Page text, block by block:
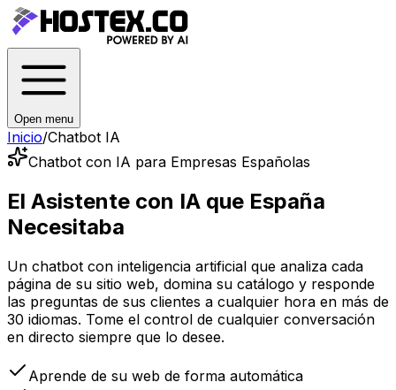
Open menu
Inicio/Chatbot IA
Chatbot con IA para Empresas Españolas
El Asistente con IA que España
Necesitaba
Un chatbot con inteligencia artificial que analiza cada
página de su sitio web, domina su catálogo y responde
las preguntas de sus clientes a cualquier hora en más de
30 idiomas. Tome el control de cualquier conversación
en directo siempre que lo desee.
Aprende de su web de forma automática